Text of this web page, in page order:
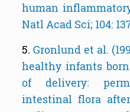
human
Natl Acad Sci; 104:
5. Gronlund et al.
healthy infants
of delivery:
intestinal flora